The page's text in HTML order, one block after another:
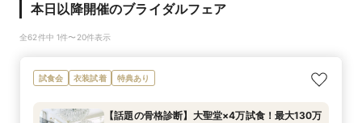
本日以降開催のブライダルフェア
全62件中 1件〜20件表示
試食会 衣装試着 特典あり
【話題の骨格診断】大聖堂×4万試食！最大130万